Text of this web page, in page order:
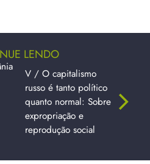
LENDO
V / O capitalismo
russo é tanto político
quanto normal: Sobre
expropriação e
reprodução social